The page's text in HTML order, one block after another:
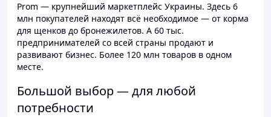
Prom — крупнейший маркетплейс Украины. Здесь 6
млн покупателей находят всё необходимое — от корма
для щенков до бронежилетов. А 60 тыс.
предпринимателей со всей страны продают и
развивают бизнес. Более 120 млн товаров в одном
месте.
Большой выбор — для любой
потребности